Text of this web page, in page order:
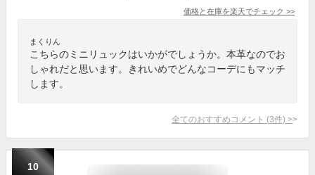
価格と在庫を楽天でチェック >>
まくりん
こちらのミニリュックはいかがでしょうか。本革なのでお
しゃれだと思います。きれいめでどんなコーデにもマッチ
します。
全てのおすすめコメント (3件) >
10